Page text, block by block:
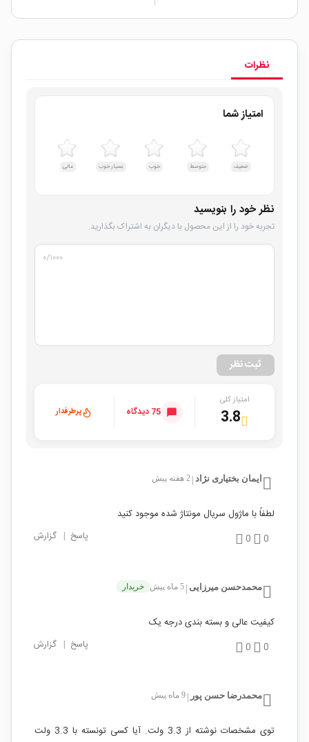
نظرات
امتیاز شما
ضعیف متوسط خوب بسیار خوب عالی
نظر خود را بنویسید
تجربه خود را از این محصول با دیگران به اشتراک بگذارید.
۰/۱۰۰۰
ثبت نظر
امتیاز کلی
3.8 75 دیدگاه پرطرفدار
ایمان بختیاری نژاد 2 هفته پیش
لطفاً با ماژول سریال مونتاژ شده موجود کنید
0
0 پاسخ | گزارش
محمدحسن میرزایی 5 ماه پیش خریدار
کیفیت عالی و بسته بندی درجه یک
0
0 پاسخ | گزارش
محمدرضا حسن پور 9 ماه پیش
توی مشخصات نوشته از 3.3 ولت. آیا کسی تونسته با 3.3 ولت